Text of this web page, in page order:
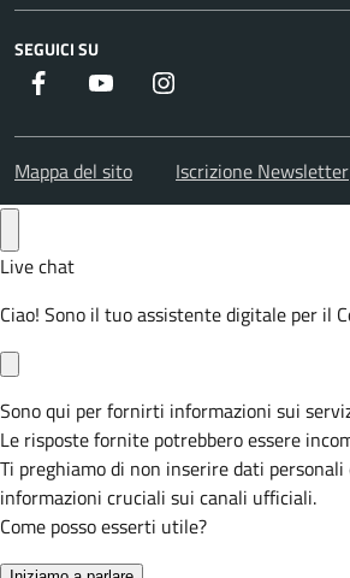
SEGUICI SU
Facebook Youtube
Mappa del sito Iscrizione Newsletter